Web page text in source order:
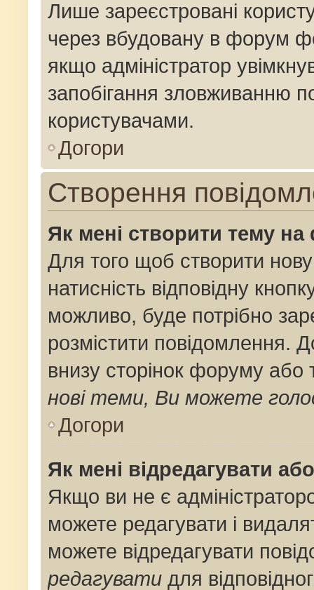
Лише зареєстровані
через вбудовану в форум
якщо адміністратор
запобігання зловживанню
користувачами.
Догори
Створення
Як мені створити тему
Для того щоб створити
натисність відповідну
можливо, буде потрібно
розмістити повідомлення.
внизу сторінок форуму або
нові теми, Ви можете
Догори
Як мені відредагувати
Якщо ви не є
можете редагувати і
можете відредагувати
редагувати для